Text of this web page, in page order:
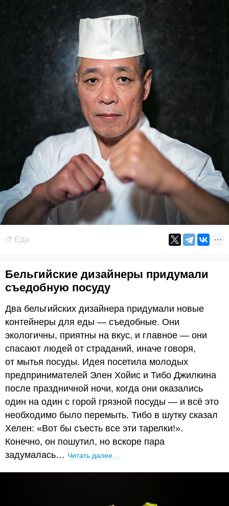
Еда
Бельгийские дизайнеры придумали
съедобную посуду
Два бельгийских дизайнера придумали новые
контейнеры для еды — съедобные. Они
экологичны, приятны на вкус, и главное — они
спасают людей от страданий, иначе говоря,
от мытья посуды. Идея посетила молодых
предпринимателей Элен Хойис и Тибо Джилкина
после праздничной ночи, когда они оказались
один на один с горой грязной посуды — и всё это
необходимо было перемыть. Тибо в шутку сказал
Хелен: «Вот бы съесть все эти тарелки!».
Конечно, он пошутил, но вскоре пара
задумалась… Читать далее…